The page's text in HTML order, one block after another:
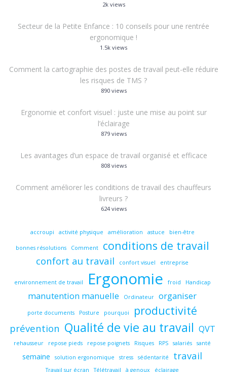
2k views
Secteur de la Petite Enfance : 10 conseils pour une rentrée
ergonomique !
1.5k views
Comment la cartographie des postes de travail peut-elle réduire
les risques de TMS ?
890 views
Ergonomie et confort visuel : juste une mise au point sur
l’éclairage
879 views
Les avantages d’un espace de travail organisé et efficace
808 views
Comment améliorer les conditions de travail des chauffeurs
livreurs ?
624 views
accroupi activité physique amélioration astuce bien-être
bonnes résolutions Comment conditions de travail
confort au travail confort visuel entreprise
environnement de travail Ergonomie froid Handicap
manutention manuelle Ordinateur organiser
porte documents Posture pourquoi productivité
prévention Qualité de vie au travail QVT
rehausseur repose pieds repose poignets Risques RPS salariés santé
semaine solution ergonomique stress sédentarité travail
Travail sur écran Télétravail à genoux éclairage